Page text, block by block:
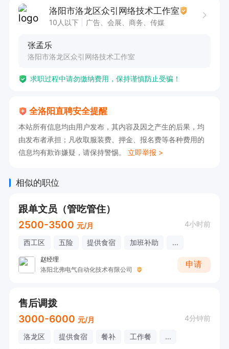
洛阳市洛龙区众引网络技术工作室
10人以下 广告、会展、商务、传媒
张孟乐
洛阳市洛龙区众引网络技术工作室
求职过程中请勿缴纳费用，保持谨慎防止受骗！
全洛阳直聘安全提醒
本站所有信息均由用户发布，其内容及因之产生的后果，均
由发布者承担；凡收取服装费、押金、报名费等各种费用的
信息均有欺诈嫌疑，请保持警惕。 立即举报 >
相似的职位
跟单文员（管吃管住）
2500-3500 元/月 4小时前
西工区 五险 提供食宿 加班补助 ...
赵经理
洛阳北弗电气自动化技术有限公司
申请
售后调拨
3000-6000 元/月 4分钟前
洛龙区 提供食宿 餐补 工作餐 ...